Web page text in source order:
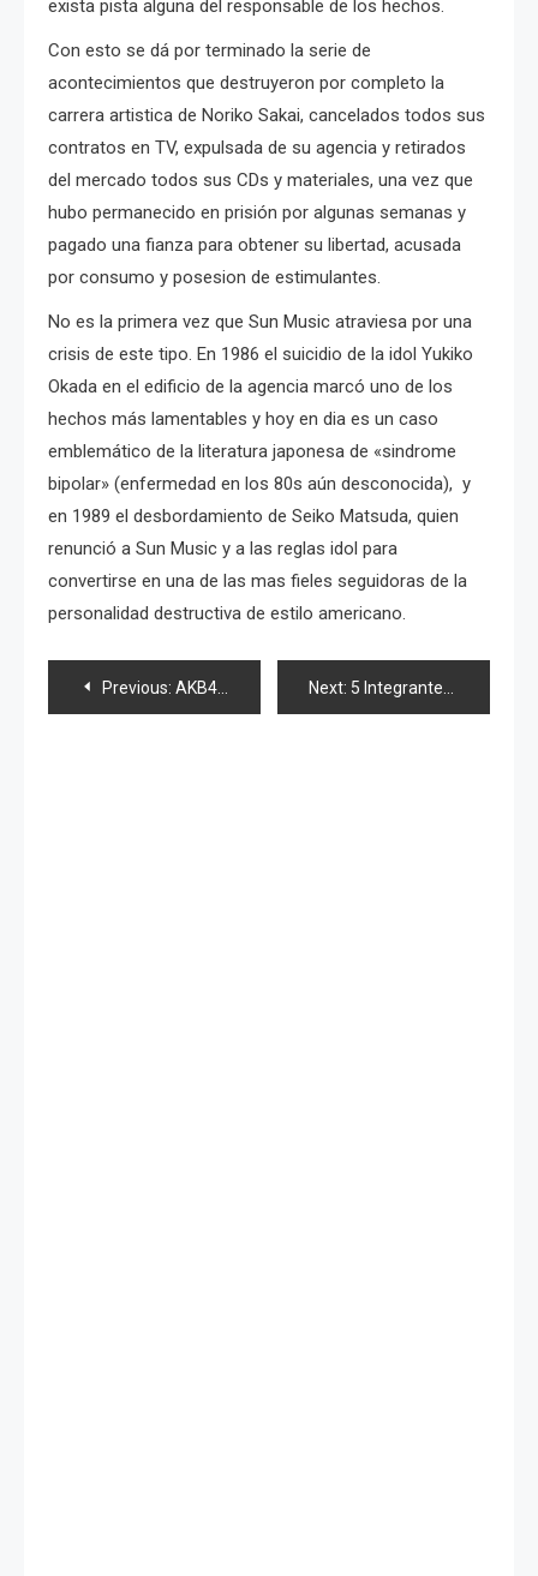
exista pista alguna del responsable de los hechos.
Con esto se dá por terminado la serie de
acontecimientos que destruyeron por completo la
carrera artistica de Noriko Sakai, cancelados todos sus
contratos en TV, expulsada de su agencia y retirados
del mercado todos sus CDs y materiales, una vez que
hubo permanecido en prisión por algunas semanas y
pagado una fianza para obtener su libertad, acusada
por consumo y posesion de estimulantes.
No es la primera vez que Sun Music atraviesa por una
crisis de este tipo. En 1986 el suicidio de la idol Yukiko
Okada en el edificio de la agencia marcó uno de los
hechos más lamentables y hoy en dia es un caso
emblemático de la literatura japonesa de «sindrome
bipolar» (enfermedad en los 80s aún desconocida), y
en 1989 el desbordamiento de Seiko Matsuda, quien
renunció a Sun Music y a las reglas idol para
convertirse en una de las mas fieles seguidoras de la
personalidad destructiva de estilo americano.
Navegación
Previous: AKB48 News (Octubre) Next: 5 Integrantes de Berryz Koubou con virus AH1N1